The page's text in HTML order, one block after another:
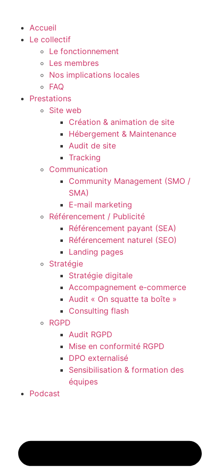
Accueil
Le collectif
Le fonctionnement
Les membres
Nos implications locales
FAQ
Prestations
Site web
Création & animation de site
Hébergement & Maintenance
Audit de site
Tracking
Communication
Community Management (SMO /
SMA)
E-mail marketing
Référencement / Publicité
Référencement payant (SEA)
Référencement naturel (SEO)
Landing pages
Stratégie
Stratégie digitale
Accompagnement e-commerce
Audit « On squatte ta boîte »
Consulting flash
RGPD
Audit RGPD
Mise en conformité RGPD
DPO externalisé
Sensibilisation & formation des
équipes
Podcast